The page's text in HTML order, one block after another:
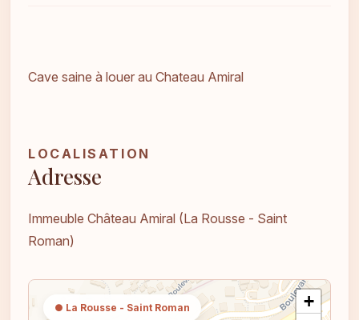
Cave saine à louer au Chateau Amiral
LOCALISATION
Adresse
Immeuble Château Amiral (La Rousse - Saint
Roman)
● La Rousse - Saint Roman
+